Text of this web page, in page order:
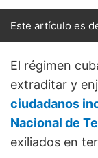
Este artículo es
El régimen
extraditar y
ciudadanos
Nacional de
exiliados en